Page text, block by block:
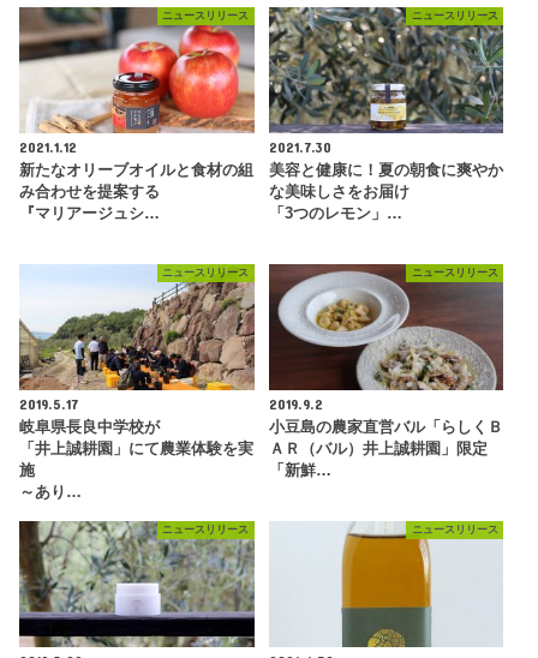
ニュースリリース
2021.1.12
新たなオリーブオイルと食材の組
み合わせを提案する
『マリアージュシ…
ニュースリリース
2021.7.30
美容と健康に！夏の朝食に爽やか
な美味しさをお届け
「3つのレモン」…
ニュースリリース
2019.5.17
岐阜県長良中学校が
「井上誠耕園」にて農業体験を実
施
～あり…
ニュースリリース
2019.9.2
小豆島の農家直営バル「らしくＢ
ＡＲ（バル）井上誠耕園」限定
「新鮮…
ニュースリリース ニュースリリース